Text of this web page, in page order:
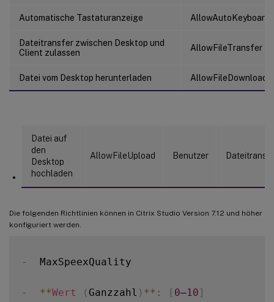
Automatische Tastaturanzeige
Dateitransfer zwischen Desktop und
Client zulassen
AllowFileTransfer
Datei vom Desktop herunterladen AllowFileDownload
Datei auf
den
Desktop
hochladen
AllowFileUpload Benutzer
Die folgenden Richtlinien können in Citrix Studio Version 7.12 und höher
konfiguriert werden.
-
  MaxSpeexQuality
- **Wert ( Ganzzahl ) ** : [ 0–10 ]